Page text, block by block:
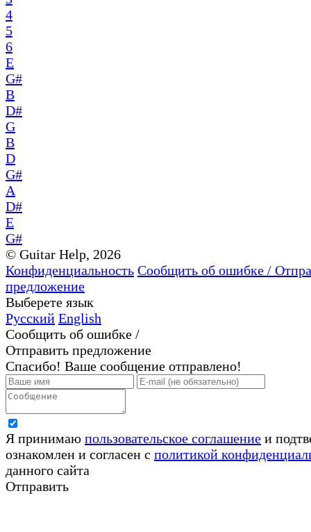
4
5
6
E
G#
B
D#
G
B
D
G#
A
D#
E
G#
© Guitar Help, 2026
Конфиденциальность Сообщить об ошибке /
предложение
Выберете язык
Русский English
Сообщить об ошибке /
Отправить предложение
Спасибо! Ваше сообщение отправлено!
Я принимаю пользовательское соглашение и
ознакомлен и согласен с политикой
данного сайта
Отправить